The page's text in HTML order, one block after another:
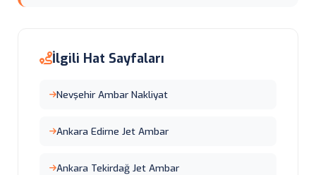
İlgili Hat Sayfaları
Nevşehir Ambar Nakliyat
Ankara Edirne Jet Ambar
Ankara Tekirdağ Jet Ambar